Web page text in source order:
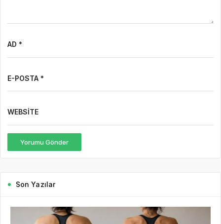
AD *
E-POSTA *
WEBSITE
Yorumu Gönder
Son Yazılar